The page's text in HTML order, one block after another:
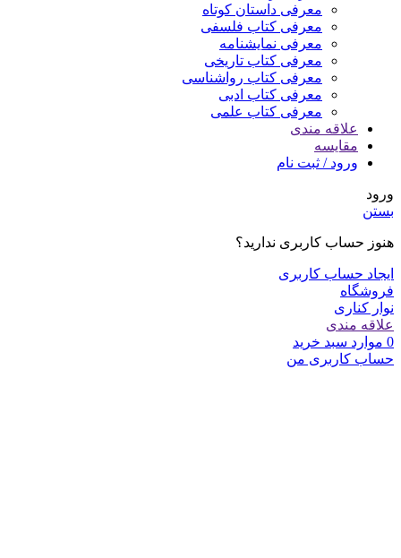
معرفی داستان کوتاه
معرفی کتاب فلسفی
معرفی نمایشنامه
معرفی کتاب تاریخی
معرفی کتاب رواشناسی
معرفی کتاب ادبی
معرفی کتاب علمی
علاقه مندی
مقایسه
ورود / ثبت نام
ورود
بستن
هنوز حساب کاربری ندارید؟
ایجاد حساب کاربری
فروشگاه
نوار کناری
علاقه مندی
0 موارد سبد خرید
حساب کاربری من